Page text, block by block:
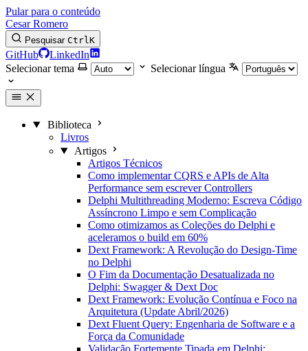
Pular para o conteúdo
Cesar Romero
Pesquisar CtrlK
GitHub
LinkedIn
Selecionar tema
Selecionar língua
Biblioteca
Livros
Artigos
Artigos Técnicos
Como implementar CQRS e APIs de Alta
Performance sem escrever Controllers
Delphi Multithreading Moderno: Escreva Código
Assíncrono Limpo e sem Complicação
Como otimizamos as Coleções do Delphi e
aceleramos o build em 60%
Dext Framework: A Revolução do Design-Time
no Delphi
O Fim da Documentação Desatualizada no
Delphi: Swagger & Dext Doc
Dext Framework: Evolução Contínua e Foco na
Arquitetura (Update Abril/2026)
Dext Fluent Query: Engenharia de Software e a
Força da Comunidade
Validação Fortemente Tipada em Delphi: